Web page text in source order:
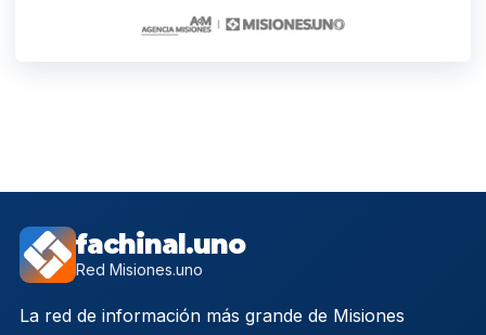
fachinal.uno
Red Misiones.uno
La red de información más grande de Misiones